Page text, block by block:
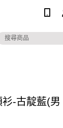
衫-古靛藍(男